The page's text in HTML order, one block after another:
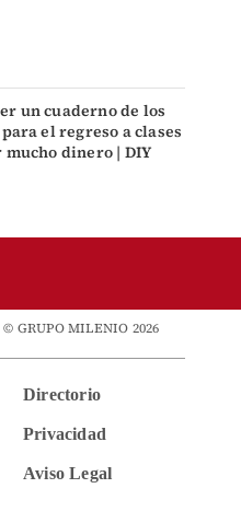
un cuaderno de los
para el regreso a clases
mucho dinero | DIY
© GRUPO MILENIO 2026
Directorio
Privacidad
Aviso Legal